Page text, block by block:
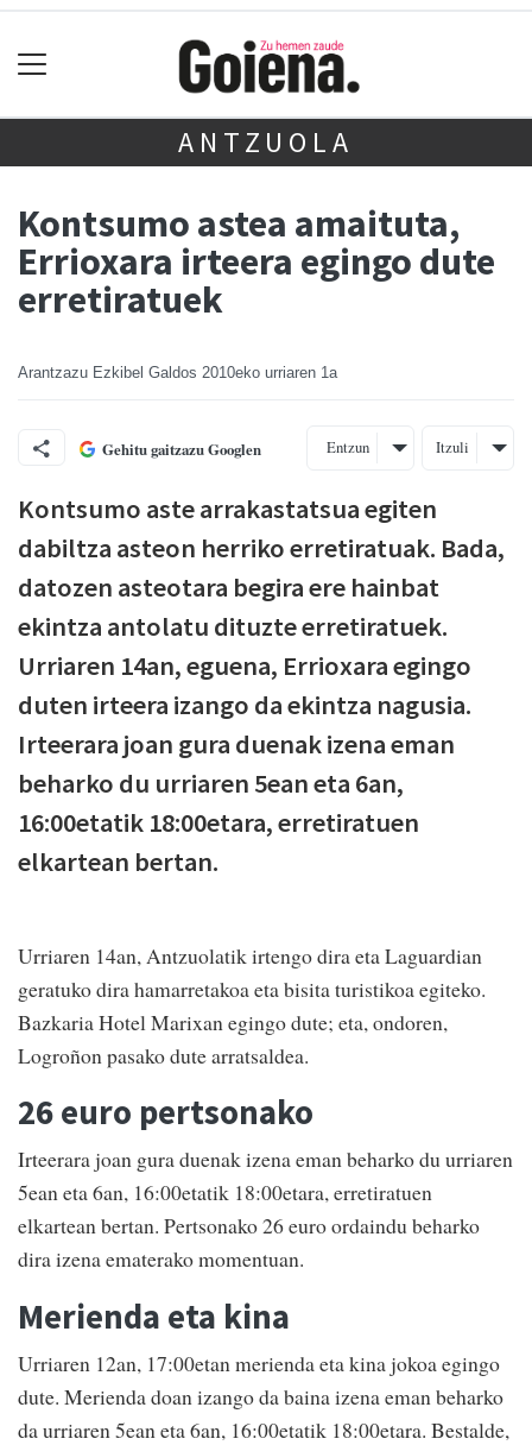
ANTZUOLA
Kontsumo astea amaituta,
Errioxara irteera egingo dute
erretiratuek
Arantzazu Ezkibel Galdos 2010eko urriaren 1a
Gehitu gaitzazu Googlen Entzun Itzuli
Kontsumo aste arrakastatsua egiten
dabiltza asteon herriko erretiratuak. Bada,
datozen asteotara begira ere hainbat
ekintza antolatu dituzte erretiratuek.
Urriaren 14an, eguena, Errioxara egingo
duten irteera izango da ekintza nagusia.
Irteerara joan gura duenak izena eman
beharko du urriaren 5ean eta 6an,
16:00etatik 18:00etara, erretiratuen
elkartean bertan.
Urriaren 14an, Antzuolatik irtengo dira eta Laguardian
geratuko dira hamarretakoa eta bisita turistikoa egiteko.
Bazkaria Hotel Marixan egingo dute; eta, ondoren,
Logroñon pasako dute arratsaldea.
26 euro pertsonako
Irteerara joan gura duenak izena eman beharko du urriaren
5ean eta 6an, 16:00etatik 18:00etara, erretiratuen
elkartean bertan. Pertsonako 26 euro ordaindu beharko
dira izena ematerako momentuan.
Merienda eta kina
Urriaren 12an, 17:00etan merienda eta kina jokoa egingo
dute. Merienda doan izango da baina izena eman beharko
da urriaren 5ean eta 6an, 16:00etatik 18:00etara. Bestalde,